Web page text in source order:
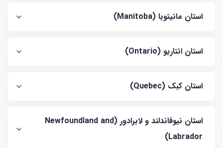
استان مانیتوبا (Manitoba)
استان انتاریو (Ontario)
استان کبک (Quebec)
استان نیوفاندلند و لابرادور (Newfoundland and
Labrador)